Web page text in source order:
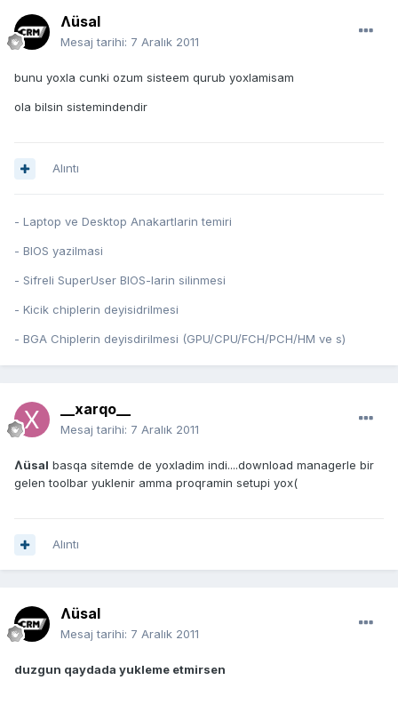
Ʌüsal
Mesaj tarihi: 7 Aralık 2011
bunu yoxla cunki ozum sisteem qurub yoxlamisam
ola bilsin sistemindendir
Alıntı
- Laptop ve Desktop Anakartlarin temiri
- BIOS yazilmasi
- Sifreli SuperUser BIOS-larin silinmesi
- Kicik chiplerin deyisidrilmesi
- BGA Chiplerin deyisdirilmesi (GPU/CPU/FCH/PCH/HM ve s)
__xarqo__
Mesaj tarihi: 7 Aralık 2011
Ʌüsal basqa sitemde de yoxladim indi....download managerle bir
gelen toolbar yuklenir amma proqramin setupi yox(
Alıntı
Ʌüsal
Mesaj tarihi: 7 Aralık 2011
duzgun qaydada yukleme etmirsen